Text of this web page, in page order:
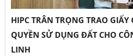
HIPC TRÂN TRỌNG TRAO
QUYỀN SỬ DỤNG ĐẤT CHO
LINH